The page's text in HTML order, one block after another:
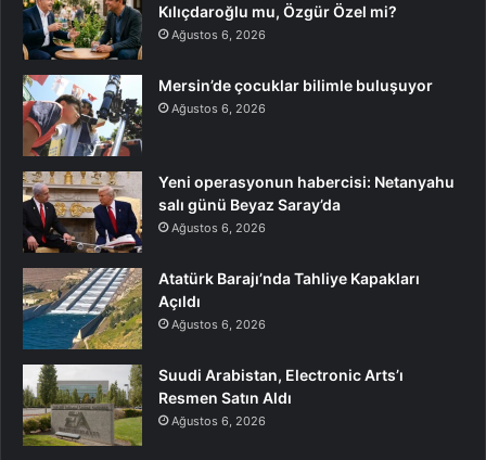
Kılıçdaroğlu mu, Özgür Özel mi?
Ağustos 6, 2026
Mersin’de çocuklar bilimle buluşuyor
Ağustos 6, 2026
Yeni operasyonun habercisi: Netanyahu
salı günü Beyaz Saray’da
Ağustos 6, 2026
Atatürk Barajı’nda Tahliye Kapakları
Açıldı
Ağustos 6, 2026
Suudi Arabistan, Electronic Arts’ı
Resmen Satın Aldı
Ağustos 6, 2026